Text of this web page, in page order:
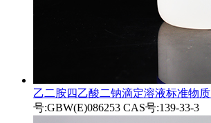
乙二胺四乙酸二钠滴定溶液标准物质
号:GBW(E)086253 CAS号:139-33-3